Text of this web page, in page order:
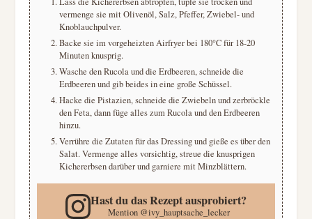
vermenge sie mit Olivenöl, Salz, Pfeffer, Zwiebel- und
Knoblauchpulver.
Backe sie im vorgeheizten Airfryer bei 180°C für 18-20
Minuten knusprig.
Wasche den Rucola und die Erdbeeren, schneide die
Erdbeeren und gib beides in eine große Schüssel.
Hacke die Pistazien, schneide die Zwiebeln und zerbröckle
den Feta, dann füge alles zum Rucola und den Erdbeeren
hinzu.
Verrühre die Zutaten für das Dressing und gieße es über den
Salat. Vermenge alles vorsichtig, streue die knusprigen
Kichererbsen darüber und garniere mit Minzblättern.
Hast du das Rezept ausprobiert?
Mention @ivy_hauptsache_lecker